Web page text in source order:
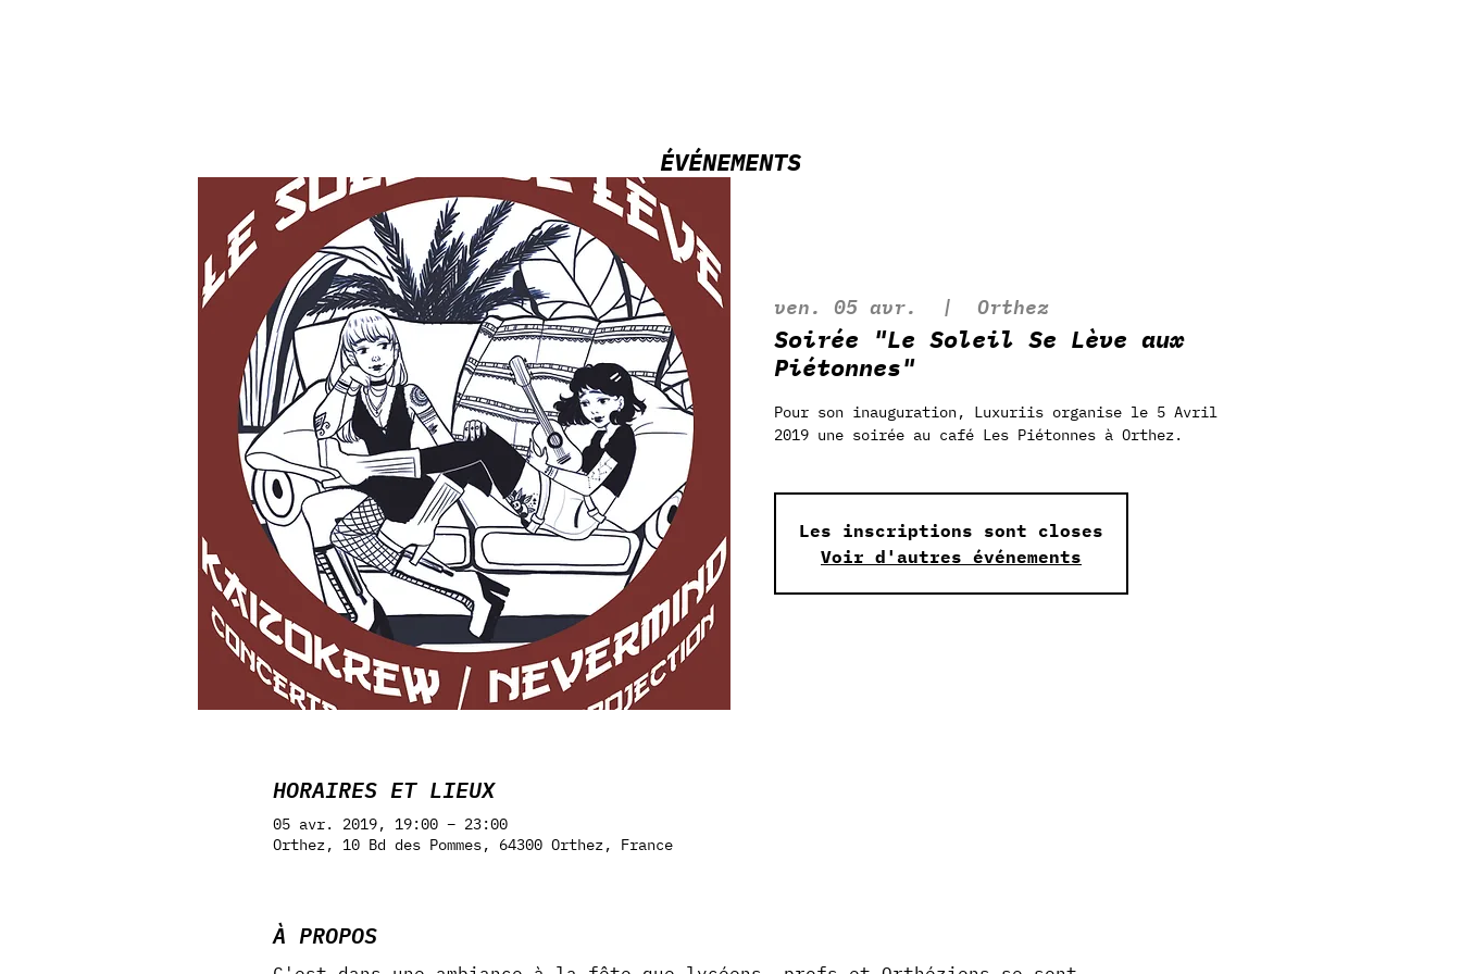
ÉVÉNEMENTS
ven. 05 avr.
  |
Orthez
Soirée "Le Soleil Se Lève aux
Piétonnes"
Pour son inauguration, Luxuriis organise le 5 Avril
2019 une soirée au café Les Piétonnes à Orthez.
Les inscriptions sont closes
Voir d'autres événements
HORAIRES ET LIEUX
05 avr. 2019, 19:00 – 23:00
Orthez, 10 Bd des Pommes, 64300 Orthez, France
À PROPOS